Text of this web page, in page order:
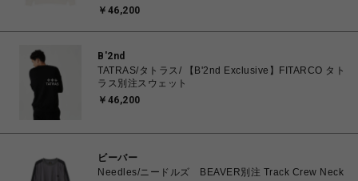
￥46,200
B'2nd
TATRAS/タトラス/ 【B'2nd Exclusive】FITARCO タト
ラス別注スウェット
￥46,200
ビーバー
Needles/ニードルズ BEAVER別注 Track Crew Neck